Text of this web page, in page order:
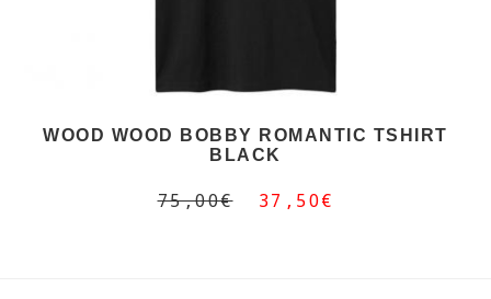
WOOD WOOD BOBBY ROMANTIC TSHIRT
BLACK
75,00€ 37,50€